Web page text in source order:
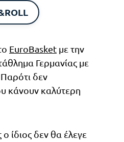
EuroBasket με την
Γερμανίας με
δεν
κάνουν καλύτερη
ίδιος δεν θα έλεγε